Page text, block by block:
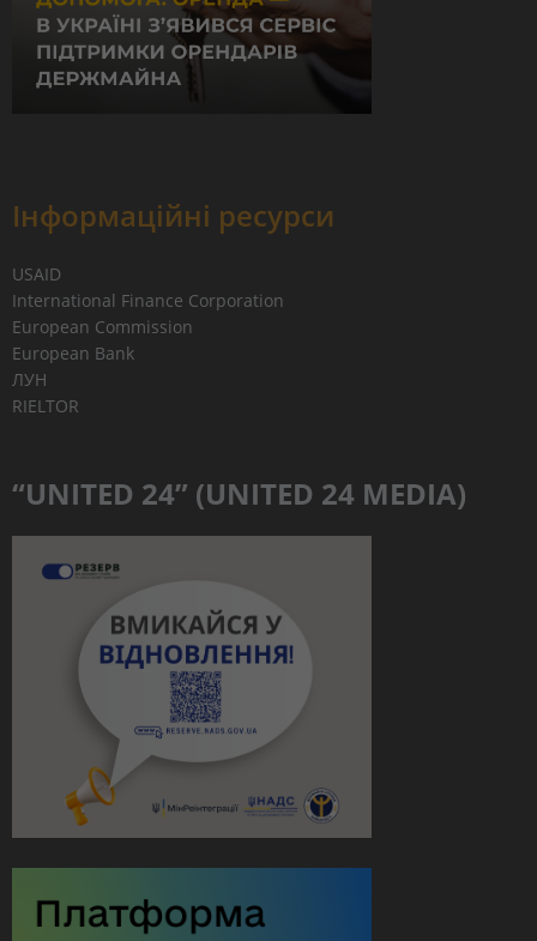
Інформаційні ресурси
USAID
International Finance Corporation
European Commission
European Bank
ЛУН
RIELTOR
“UNITED 24” (UNITED 24 MEDIA)